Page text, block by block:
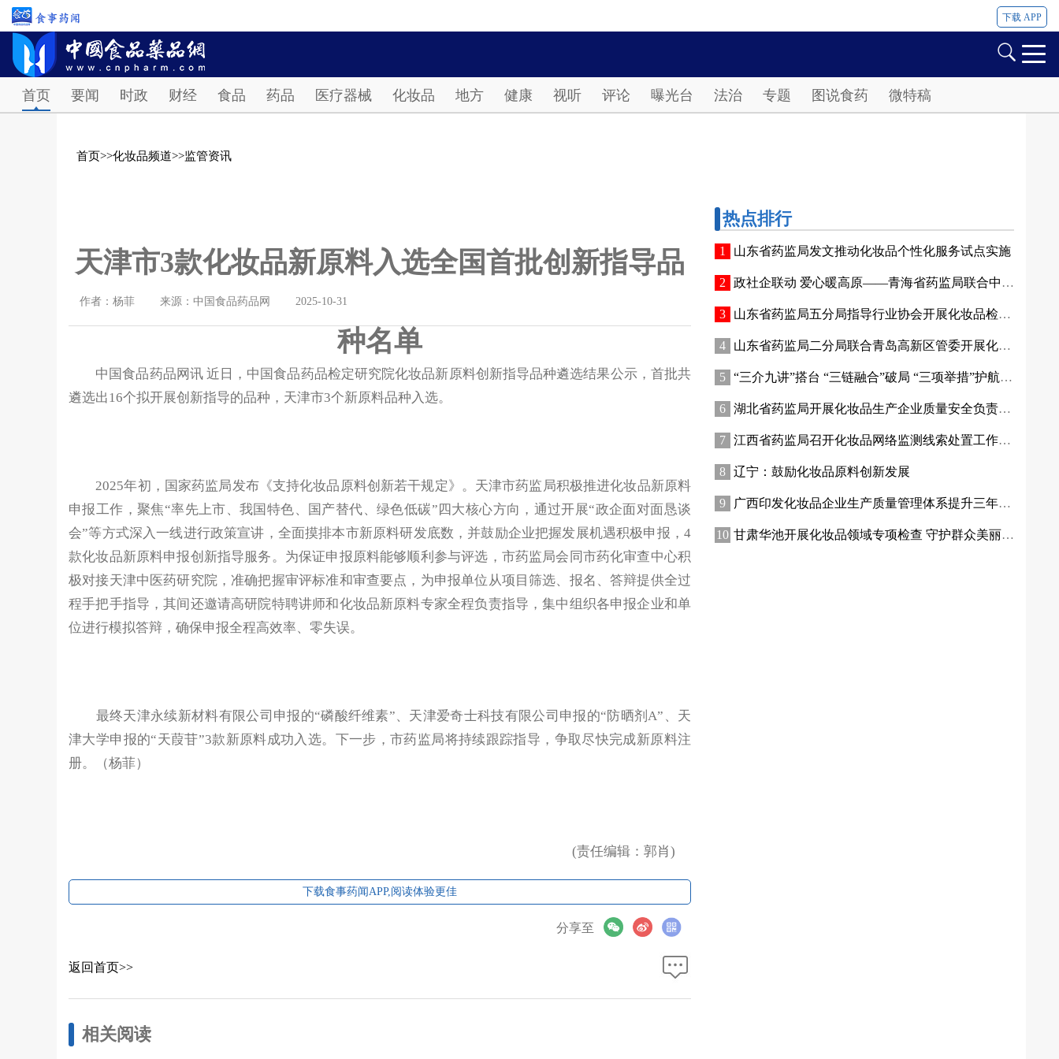
下载 APP
首页 要闻 时政 财经 食品 药品 医疗器械 化妆品 地方 健康 视听 评论 曝光台 法治 专题 图说食药 微特稿
首页>>化妆品频道>>监管资讯
天津市3款化妆品新原料入选全国首批创新指导品
种名单
作者：杨菲 来源：中国食品药品网 2025-10-31
中国食品药品网讯 近日，中国食品药品检定研究院化妆品新原料创新指导品种遴选结果公示，首批共
遴选出16个拟开展创新指导的品种，天津市3个新原料品种入选。
2025年初，国家药监局发布《支持化妆品原料创新若干规定》。天津市药监局积极推进化妆品新原料
申报工作，聚焦“率先上市、我国特色、国产替代、绿色低碳”四大核心方向，通过开展“政企面对面恳谈
会”等方式深入一线进行政策宣讲，全面摸排本市新原料研发底数，并鼓励企业把握发展机遇积极申报，4
款化妆品新原料申报创新指导服务。为保证申报原料能够顺利参与评选，市药监局会同市药化审查中心积
极对接天津中医药研究院，准确把握审评标准和审查要点，为申报单位从项目筛选、报名、答辩提供全过
程手把手指导，其间还邀请高研院特聘讲师和化妆品新原料专家全程负责指导，集中组织各申报企业和单
位进行模拟答辩，确保申报全程高效率、零失误。
最终天津永续新材料有限公司申报的“磷酸纤维素”、天津爱奇士科技有限公司申报的“防晒剂A”、天
津大学申报的“天葭苷”3款新原料成功入选。下一步，市药监局将持续跟踪指导，争取尽快完成新原料注
册。（杨菲）
(责任编辑：郭肖)
下载食事药闻APP,阅读体验更佳
分享至
返回首页>>
相关阅读
热点排行
山东省药监局发文推动化妆品个性化服务试点实施
政社企联动 爱心暖高原——青海省药监局联合中国香料香精化妆品工业协会开展公益捐赠活动
山东省药监局五分局指导行业协会开展化妆品检验实操专项培训
山东省药监局二分局联合青岛高新区管委开展化妆品新原料注册备案赋能专题交流活动
“三介九讲”搭台 “三链融合”破局 “三项举措”护航——青海高原特色化妆品原料产业迈出实质性步伐
湖北省药监局开展化妆品生产企业质量安全负责人专题培训暨现场观摩活动
江西省药监局召开化妆品网络监测线索处置工作推进会
辽宁：鼓励化妆品原料创新发展
广西印发化妆品企业生产质量管理体系提升三年行动方案
甘肃华池开展化妆品领域专项检查 守护群众美丽消费安全